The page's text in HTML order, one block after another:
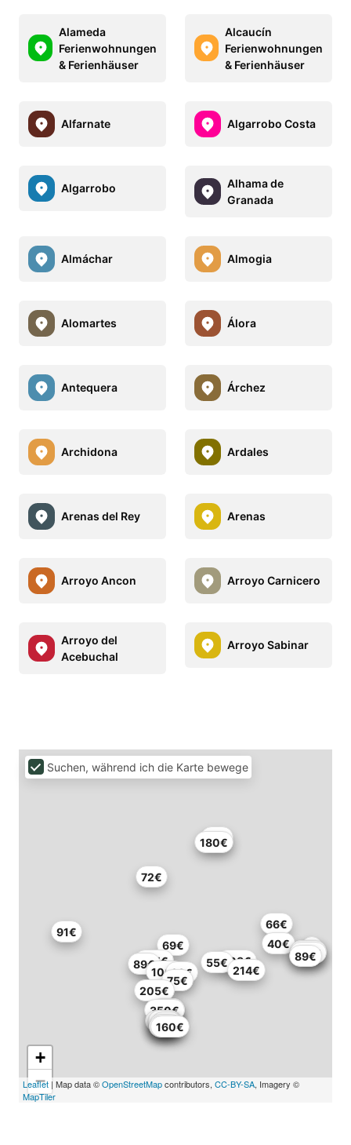
Alameda
Ferienwohnungen
& Ferienhäuser
Alcaucín
Ferienwohnungen
& Ferienhäuser
Alfarnate Algarrobo Costa
Algarrobo
Alhama de
Granada
Almáchar Almogia
Alomartes Álora
Antequera Árchez
Archidona Ardales
Arenas del Rey Arenas
Arroyo Ancon Arroyo Carnicero
Arroyo del
Acebuchal
Arroyo Sabinar
72€
85€
91€
180€
100€
71€
40€
70€
80€
75€
89€
160€
225€
350€
69€
80€
93€
20€
208€
93€
55€
205€
20€
114€
214€
66€
117€
141€
89€
40€
+
−
Leaflet | Map data ©OpenStreetMapcontributors, CC-BY-SA, Imagery ©
MapTiler
Suchen, während ich die Karte bewege